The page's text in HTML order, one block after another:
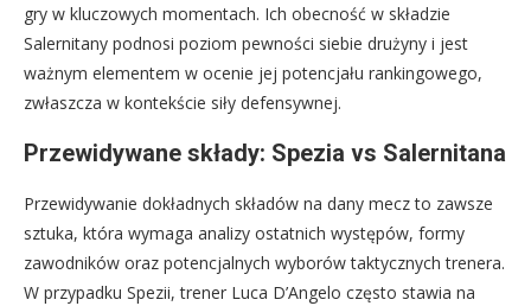
gry w kluczowych momentach. Ich obecność w składzie
Salernitany podnosi poziom pewności siebie drużyny i jest
ważnym elementem w ocenie jej potencjału rankingowego,
zwłaszcza w kontekście siły defensywnej.
Przewidywane składy: Spezia vs Salernitana
Przewidywanie dokładnych składów na dany mecz to zawsze
sztuka, która wymaga analizy ostatnich występów, formy
zawodników oraz potencjalnych wyborów taktycznych trenera.
W przypadku Spezii, trener Luca D’Angelo często stawia na